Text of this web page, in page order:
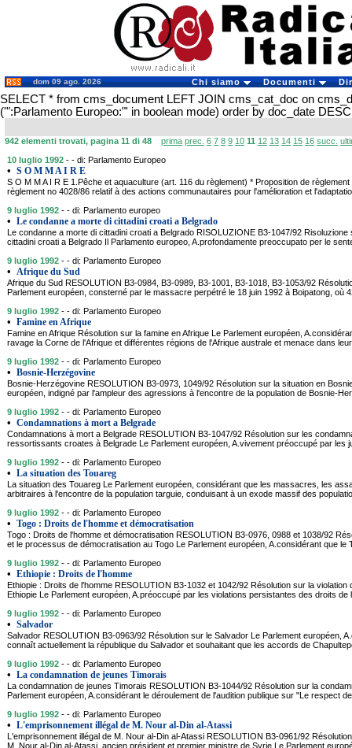
dom 09 ago. 2026 Chi siamo Documenti
SELECT * from cms_document LEFT JOIN cms_cat_doc on
('":Parlamento Europeo:"' in boolean mode) order by doc_date DESC
942 elementi trovati, pagina 11 di 48 prima prec. 6 7 8 9 10 11 12 13 14 15 16 succ.
10 luglio 1992 - - di: Parlamento Europeo
• S O M M A I R E
S O M M A I R E 1.Pêche et aquaculture (art. 116 du règlement) * Proposition de
règlement no 4028/86 relatif à des actions communautaires pour l'amélioration et
9 luglio 1992 - - di: Parlamento europeo
• Le condanne a morte di cittadini croati a Belgrado
Le condanne a morte di cittadini croati a Belgrado RISOLUZIONE B3-1047/92 Risoluzione
cittadini croati a Belgrado Il Parlamento europeo, A.profondamente preoccupato per le
9 luglio 1992 - - di: Parlamento Europeo
• Afrique du Sud
Afrique du Sud RESOLUTION B3-0984, B3-0989, B3-1001, B3-1018, B3-1053/92
Parlement européen, consterné par le massacre perpétré le 18 juin 1992 à Boipatong, où
9 luglio 1992 - - di: Parlamento Europeo
• Famine en Afrique
Famine en Afrique Résolution sur la famine en Afrique Le Parlement européen,
ravage la Corne de l'Afrique et différentes régions de l'Afrique australe et menace dans
9 luglio 1992 - - di: Parlamento Europeo
• Bosnie-Herzégovine
Bosnie-Herzégovine RESOLUTION B3-0973, 1049/92 Résolution sur la situation en
européen, indigné par l'ampleur des agressions à l'encontre de la population de Bosnie-
9 luglio 1992 - - di: Parlamento Europeo
• Condamnations à mort a Belgrade
Condamnations à mort a Belgrade RESOLUTION B3-1047/92 Résolution sur les
ressortissants croates à Belgrade Le Parlement européen, A.vivement préoccupé par les
9 luglio 1992 - - di: Parlamento Europeo
• La situation des Touareg
La situation des Touareg Le Parlement européen, considérant que les massacres, les
arbitraires à l'encontre de la population targuie, conduisant à un exode massif des
9 luglio 1992 - - di: Parlamento Europeo
• Togo : Droits de l'homme et démocratisation
Togo : Droits de l'homme et démocratisation RESOLUTION B3-0976, 0988 et 1038/92
et le processus de démocratisation au Togo Le Parlement européen, A.considérant que le
9 luglio 1992 - - di: Parlamento Europeo
• Ethiopie : Droits de l'homme
Ethiopie : Droits de l'homme RESOLUTION B3-1032 et 1042/92 Résolution sur la violation
Ethiopie Le Parlement européen, A.préoccupé par les violations persistantes des droits de
9 luglio 1992 - - di: Parlamento Europeo
• Salvador
Salvador RESOLUTION B3-0963/92 Résolution sur le Salvador Le Parlement européen,
connaît actuellement la république du Salvador et souhaitant que les accords de
9 luglio 1992 - - di: Parlamento Europeo
• La condamnation de jeunes Timorais
La condamnation de jeunes Timorais RESOLUTION B3-1044/92 Résolution sur la
Parlement européen, A.considérant le déroulement de l'audition publique sur "Le respect
9 luglio 1992 - - di: Parlamento Europeo
• L'emprisonnement illégal de M. Nour al-Din al-Atassi
L'emprisonnement illégal de M. Nour al-Din al-Atassi RESOLUTION B3-0961/92
M. Nour al-Din al-Atassi, ancien président et premier ministre de Syrie Le Parlement